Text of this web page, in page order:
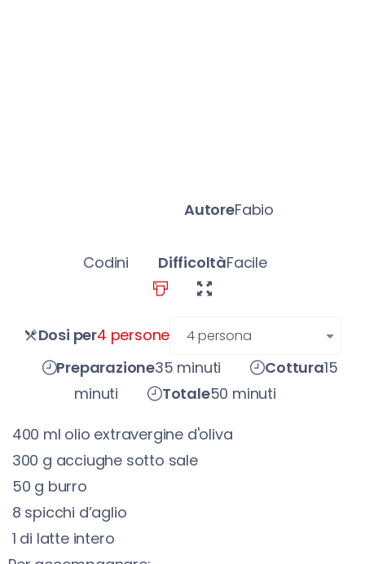
AutoreFabio
Codini DifficoltàFacile
Dosi per4 persone persone
Preparazione35 minuti Cottura15
minuti
Totale50 minuti
400 ml olio extravergine d'oliva
300 g acciughe sotto sale
50 g burro
8 spicchi d’aglio
1 di latte intero